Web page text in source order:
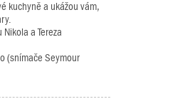
kuchyně a ukážou vám,
a Tereza
(snímače Seymour